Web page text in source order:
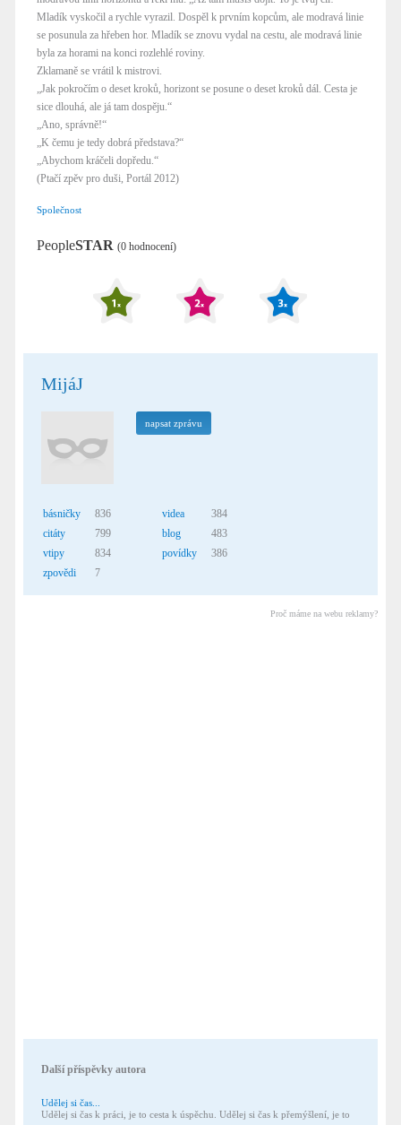
Mladík vyskočil a rychle vyrazil. Dospěl k prvním kopcům, ale modravá linie
se posunula za hřeben hor. Mladík se znovu vydal na cestu, ale modravá linie
byla za horami na konci rozlehlé roviny.
Zklamaně se vrátil k mistrovi.
„Jak pokročím o deset kroků, horizont se posune o deset kroků dál. Cesta je
sice dlouhá, ale já tam dospěju.“
„Ano, správně!“
„K čemu je tedy dobrá představa?“
„Abychom kráčeli dopředu.“
(Ptačí zpěv pro duši, Portál 2012)
Společnost
PeopleSTAR (0 hodnocení)
MijáJ
napsat zprávu
básničky
836
citáty
799
vtipy
834
zpovědi
7
videa
384
blog
483
povídky
386
Proč máme na webu reklamy?
Další příspěvky autora
Udělej si čas...
Udělej si čas k práci, je to cesta k úspěchu. Udělej si čas k přemýšlení, je to